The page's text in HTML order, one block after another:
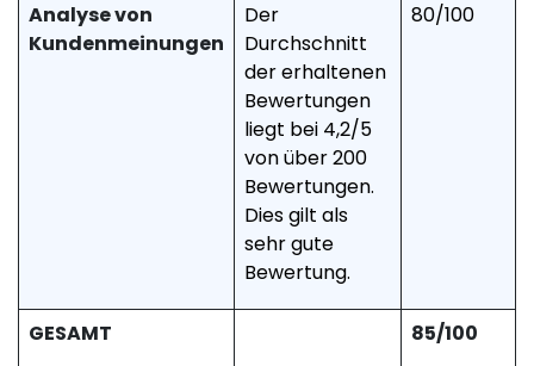
Analyse von
Kundenmeinungen
Der
Durchschnitt
der erhaltenen
Bewertungen
liegt bei 4,2/5
von über 200
Bewertungen.
Dies gilt als
sehr gute
Bewertung.
80/100
GESAMT 85/100